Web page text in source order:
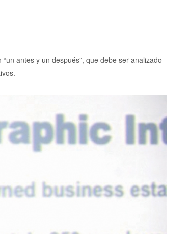
antes y un después”, que debe ser analizado